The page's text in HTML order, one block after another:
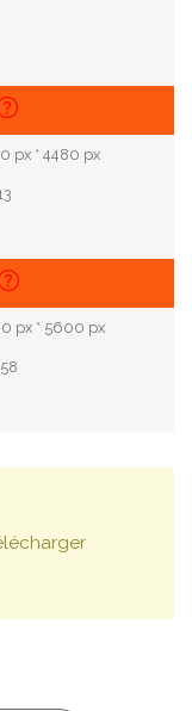
px * 4480 px
px * 5600 px